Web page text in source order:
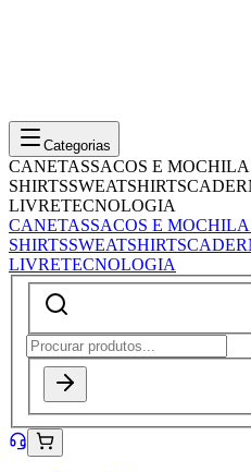
Categorias
CANETASSACOS E
SHIRTSSWEATSHIRTS
LIVRETECNOLOGIA
CANETASSACOS E
SHIRTSSWEATSHIRTS
LIVRETECNOLOGIA